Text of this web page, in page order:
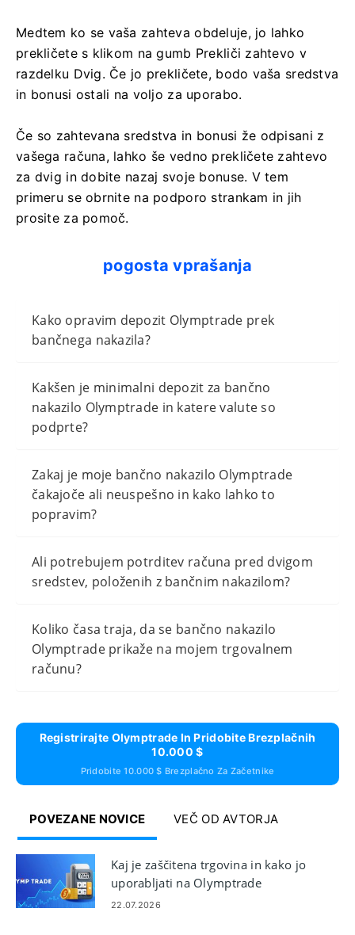
Medtem ko se vaša zahteva obdeluje, jo lahko
prekličete s klikom na gumb Prekliči zahtevo v
razdelku Dvig. Če jo prekličete, bodo vaša sredstva
in bonusi ostali na voljo za uporabo.
Če so zahtevana sredstva in bonusi že odpisani z
vašega računa, lahko še vedno prekličete zahtevo
za dvig in dobite nazaj svoje bonuse. V tem
primeru se obrnite na podporo strankam in jih
prosite za pomoč.
pogosta vprašanja
Kako opravim depozit Olymptrade prek
bančnega nakazila?
Kakšen je minimalni depozit za bančno
nakazilo Olymptrade in katere valute so
podprte?
Zakaj je moje bančno nakazilo Olymptrade
čakajoče ali neuspešno in kako lahko to
popravim?
Ali potrebujem potrditev računa pred dvigom
sredstev, položenih z bančnim nakazilom?
Koliko časa traja, da se bančno nakazilo
Olymptrade prikaže na mojem trgovalnem
računu?
Registrirajte Olymptrade In Pridobite Brezplačnih
10.000 $
Pridobite 10.000 $ Brezplačno Za Začetnike
POVEZANE NOVICE VEČ OD AVTORJA
Kaj je zaščitena trgovina in kako jo
uporabljati na Olymptrade
22.07.2026